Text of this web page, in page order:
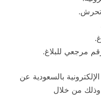
تحرش.
مرجعي للبلاغ.
بالسعودية عن
وذلك من خلال